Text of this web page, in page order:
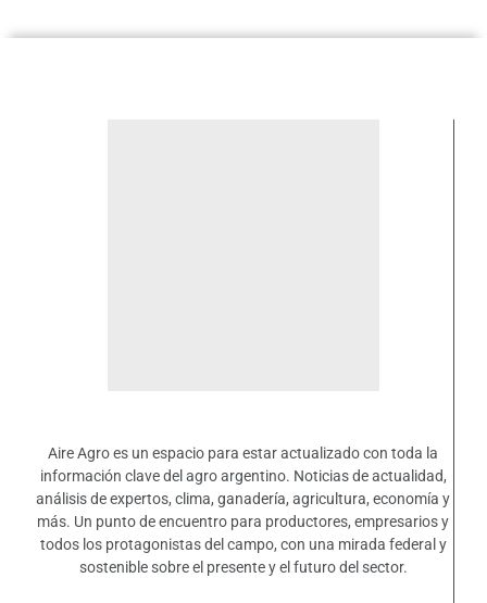
Aire Agro es un espacio para estar actualizado con toda la
información clave del agro argentino. Noticias de actualidad,
análisis de expertos, clima, ganadería, agricultura, economía y
más. Un punto de encuentro para productores, empresarios y
todos los protagonistas del campo, con una mirada federal y
sostenible sobre el presente y el futuro del sector.